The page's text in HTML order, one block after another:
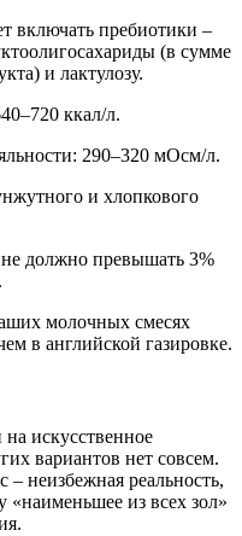
включать пребиотики –
(в сумме
и лактулозу.
ккал/л.
290–320 мОсм/л.
и хлопкового
должно превышать 3%
молочных смесях
в английской газировке.
искусственное
вариантов нет совсем.
– неизбежная реальность,
«наименьшее из всех зол»